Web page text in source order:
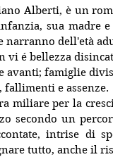
Alberti, è un
sua madre e
narranno dell'età
é bellezza
avanti; famiglie
fallimenti e assenze.
miliare per la
secondo un
intrise di
tutto, anche il